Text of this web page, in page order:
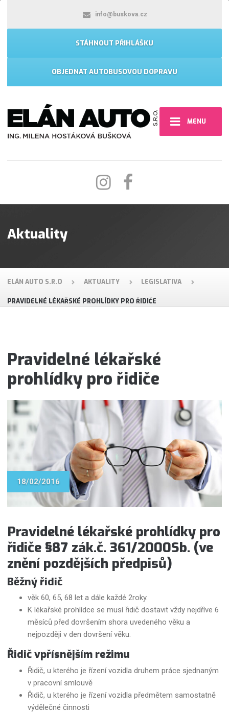
MENU
info@buskova.cz
STÁHNOUT PŘIHLÁŠKU
OBJEDNAT AUTOBUSOVOU DOPRAVU
Aktuality
ELÁN AUTO S.R.O AKTUALITY LEGISLATIVA
PRAVIDELNÉ LÉKAŘSKÉ PROHLÍDKY PRO ŘIDIČE
Pravidelné lékařské
prohlídky pro řidiče
18/02/2016
Pravidelné lékařské prohlídky pro
řidiče §87 zák.č. 361/2000Sb. (ve
znění pozdějších předpisů)
Běžný řidič
věk 60, 65, 68 let a dále každé 2roky.
K lékařské prohlídce se musí řidič dostavit vždy nejdříve 6
měsíců před dovršením shora uvedeného věku a
nejpozději v den dovršení věku.
Řidič vpřísnějším režimu
Řidič, u kterého je řízení vozidla druhem práce sjednaným
v pracovní smlouvě
Řidič, u kterého je řízení vozidla předmětem samostatně
výdělečné činnosti